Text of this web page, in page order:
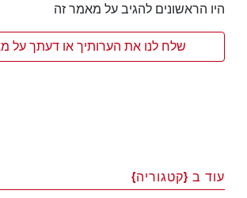
היו הראשונים להגיב על מאמר זה
שלח לנו את הערותיך או דעתך על
עוד ב {קטגוריה}